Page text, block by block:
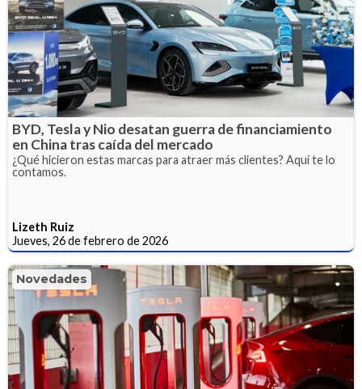
BYD, Tesla y Nio desatan guerra de financiamiento
en China tras caída del mercado
¿Qué hicieron estas marcas para atraer más clientes? Aquí te lo
contamos.
Lizeth Ruiz
Jueves, 26 de febrero de 2026
Novedades